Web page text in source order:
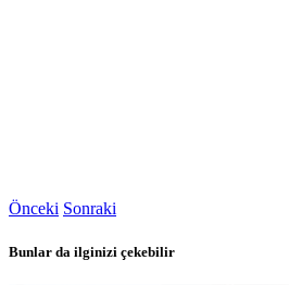
Önceki Sonraki
Bunlar da ilginizi çekebilir